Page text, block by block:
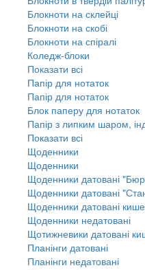
Блокноти на склейці
Блокноти на скобі
Блокноти на спіралі
Коледж-блоки
Показати всі
Папір для нотаток
Папір для нотаток
Блок паперу для нотаток
Папір з липким шаром,
Показати всі
Щоденники
Щоденники
Щоденники датовані
Щоденники датовані
Щоденники датовані
Щоденники недатовані
Щотижневики датовані
Планінги датовані
Планінги недатовані